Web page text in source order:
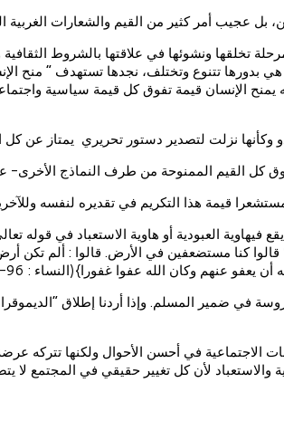
تخلقها ونشوئها في علاقتها بالشروط الثقافية
هي بدورها تتنوع وتختلف، نجدها تستهدف ” منح
يمنح الإنسان قيمة تفوق كل قيمة سياسية
وكأنها نزلت لتصدير دستور تحريري يمتاز عن كل
كل القيم الممنوحة من طرف النماذج الأخرى-
قيمة هذا التكريم في تقديره لنفسه
العبودية أو هاوية الاستعباد في قوله
كنتم ؟ قالوا كنا مستضعفين في الأرض. قالوا :
عنهم وكان الله عفوا غفورا}(النساء : 96- 98 )
في ضمير المسلم. وإذا أردنا إطلاق
الاجتماعية في أحسن الأحوال ولكنها
لأن كل تغيير حقيقي في المجتمع لا